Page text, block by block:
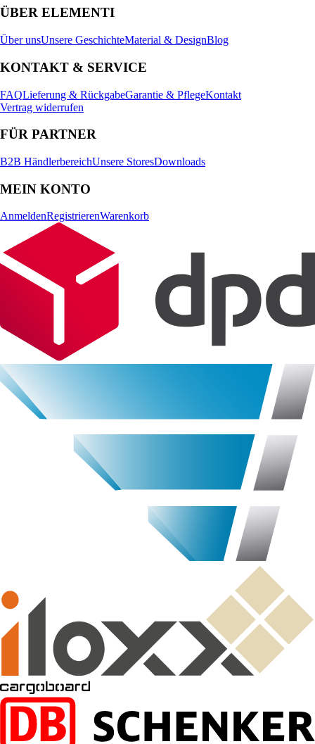
ÜBER ELEMENTI
Über unsUnsere GeschichteMaterial & DesignBlog
KONTAKT & SERVICE
FAQLieferung & RückgabeGarantie & PflegeKontakt
Vertrag widerrufen
FÜR PARTNER
B2B HändlerbereichUnsere StoresDownloads
MEIN KONTO
AnmeldenRegistrierenWarenkorb